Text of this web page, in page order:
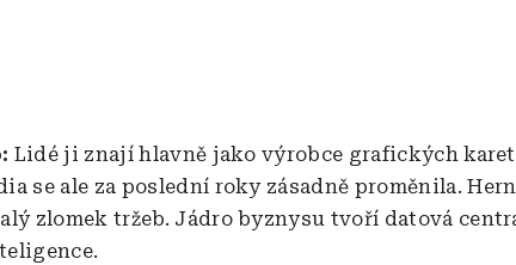
Lidé ji znají hlavně jako výrobce grafických
se ale za poslední roky zásadně proměnila.
zlomek tržeb. Jádro byznysu tvoří datová